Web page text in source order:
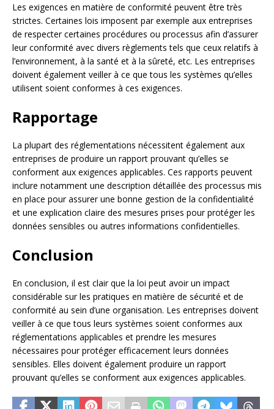
Les exigences en matière de conformité peuvent être très
strictes. Certaines lois imposent par exemple aux entreprises
de respecter certaines procédures ou processus afin d’assurer
leur conformité avec divers règlements tels que ceux relatifs à
l’environnement, à la santé et à la sûreté, etc. Les entreprises
doivent également veiller à ce que tous les systèmes qu’elles
utilisent soient conformes à ces exigences.
Rapportage
La plupart des réglementations nécessitent également aux
entreprises de produire un rapport prouvant qu’elles se
conforment aux exigences applicables. Ces rapports peuvent
inclure notamment une description détaillée des processus mis
en place pour assurer une bonne gestion de la confidentialité
et une explication claire des mesures prises pour protéger les
données sensibles ou autres informations confidentielles.
Conclusion
En conclusion, il est clair que la loi peut avoir un impact
considérable sur les pratiques en matière de sécurité et de
conformité au sein d’une organisation. Les entreprises doivent
veiller à ce que tous leurs systèmes soient conformes aux
réglementations applicables et prendre les mesures
nécessaires pour protéger efficacement leurs données
sensibles. Elles doivent également produire un rapport
prouvant qu’elles se conforment aux exigences applicables.